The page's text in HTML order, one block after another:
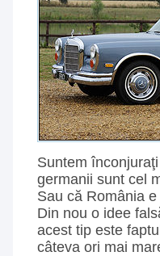
Suntem
germanii sunt cel
Sau că România
Din nou o idee
acest tip este
câteva ori mai